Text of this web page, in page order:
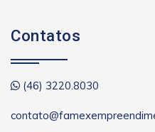
Contatos
(46) 3220.8030